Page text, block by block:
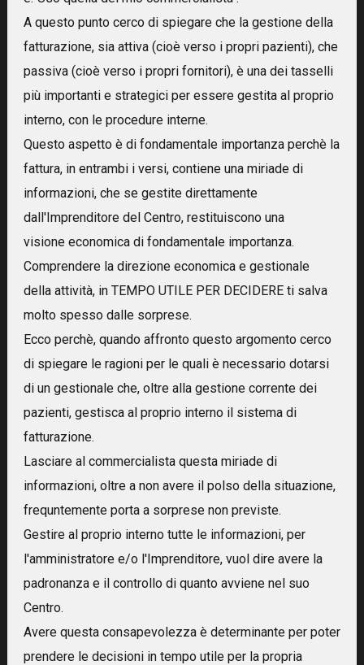
A questo punto cerco di spiegare che la gestione della
fatturazione, sia attiva (cioè verso i propri pazienti), che
passiva (cioè verso i propri fornitori), è una dei tasselli
più importanti e strategici per essere gestita al proprio
interno, con le procedure interne.
Questo aspetto è di fondamentale importanza perchè la
fattura, in entrambi i versi, contiene una miriade di
informazioni, che se gestite direttamente
dall'Imprenditore del Centro, restituiscono una
visione economica di fondamentale importanza.
Comprendere la direzione economica e gestionale
della attività, in TEMPO UTILE PER DECIDERE ti salva
molto spesso dalle sorprese.
Ecco perchè, quando affronto questo argomento cerco
di spiegare le ragioni per le quali è necessario dotarsi
di un gestionale che, oltre alla gestione corrente dei
pazienti, gestisca al proprio interno il sistema di
fatturazione.
Lasciare al commercialista questa miriade di
informazioni, oltre a non avere il polso della situazione,
frequntemente porta a sorprese non previste.
Gestire al proprio interno tutte le informazioni, per
l'amministratore e/o l'Imprenditore, vuol dire avere la
padronanza e il controllo di quanto avviene nel suo
Centro.
Avere questa consapevolezza è determinante per poter
prendere le decisioni in tempo utile per la propria